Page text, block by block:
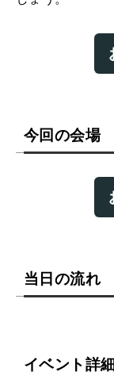
今回の会場
当日の流れ
イベント詳細